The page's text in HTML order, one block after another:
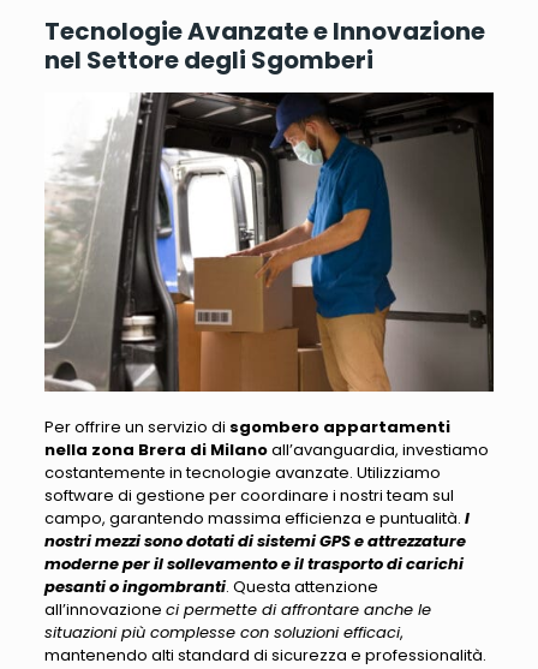
Tecnologie Avanzate e Innovazione
nel Settore degli Sgomberi
Per offrire un servizio di sgombero appartamenti
nella zona Brera di Milanoall’avanguardia, investiamo
costantemente in tecnologie avanzate. Utilizziamo
software di gestione per coordinare i nostri team sul
campo, garantendo massima efficienza e puntualità. I
nostri mezzi sono dotati di sistemi GPS e attrezzature
moderne per il sollevamento e il trasporto di carichi
pesanti o ingombranti. Questa attenzione
all’innovazione ci permette di affrontare anche le
situazioni più complesse con soluzioni efficaci,
mantenendo alti standard di sicurezza e professionalità.